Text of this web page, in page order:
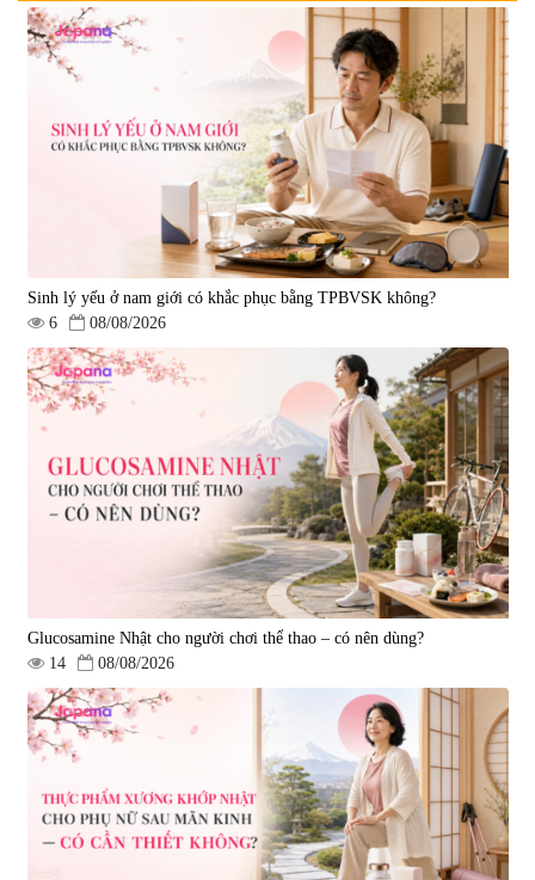
Viên uống bổ não Ribeto Shoji
57.920
1.450.000 đ
Viên nang uống cải thiện thị lực,
trí nhớ DHA + EPA + Flaxseed
Oil 30 viên/gói - Date 02/2027
|52.346
225.000 đ
Tẩy tế bào chết Nichiei Bussan
Nano NMN+ Peeling Gel
1.490.000 đ
Viên uống hỗ trợ bền thành
mạch, ngừa tai biến Elastin Plus
& Nattokinase Hokoen 80 viên
|0
980.000 đ
Viên uống bổ gan Ribeto Shoji
Hepaclean 60 viên
690.000 đ
Viên uống hỗ trợ cải thiện thoát
vị đĩa đệm Kyoto Has 30 viên
| 14.560
1.600.000 đ
Sinh lý yếu ở nam giới có khắc phục bằng TPBVSK không?
6
08/08/2026
Glucosamine Nhật cho người chơi thể thao – có nên dùng?
14
08/08/2026